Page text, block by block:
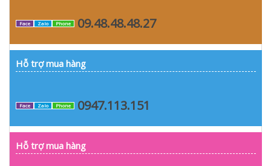
Face Zalo Phone 09.48.48.48.27
Hỗ trợ mua hàng
Face Zalo Phone 0947.113.151
Hỗ trợ mua hàng